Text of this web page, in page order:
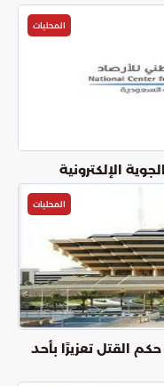
المحليات
الإلكترونية
المحليات
حكم القتل تعزيرًا بأحد